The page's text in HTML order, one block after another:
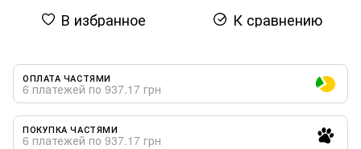
В избранное К сравнению
ОПЛАТА ЧАСТЯМИ
6 платежей по 937.17 грн
ПОКУПКА ЧАСТЯМИ
6 платежей по 937.17 грн